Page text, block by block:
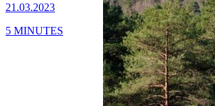
21.03.2023
5 MINUTES